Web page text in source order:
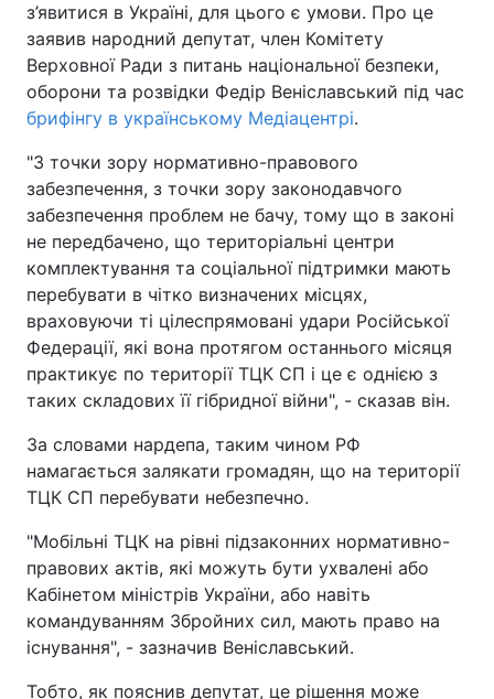
з’явитися в Україні, для цього є умови. Про це
заявив народний депутат, член Комітету
Верховної Ради з питань національної безпеки,
оборони та розвідки Федір Веніславський під час
брифінгу в українському Медіацентрі.
"З точки зору нормативно-правового
забезпечення, з точки зору законодавчого
забезпечення проблем не бачу, тому що в законі
не передбачено, що територіальні центри
комплектування та соціальної підтримки мають
перебувати в чітко визначених місцях,
враховуючи ті цілеспрямовані удари Російської
Федерації, які вона протягом останнього місяця
практикує по території ТЦК СП і це є однією з
таких складових її гібридної війни", - сказав він.
За словами нардепа, таким чином РФ
намагається залякати громадян, що на території
ТЦК СП перебувати небезпечно.
"Мобільні ТЦК на рівні підзаконних нормативно-
правових актів, які можуть бути ухвалені або
Кабінетом міністрів України, або навіть
командуванням Збройних сил, мають право на
існування", - зазначив Веніславський.
Тобто, як пояснив депутат, це рішення може